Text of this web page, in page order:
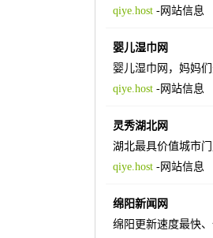
qiye.host-网站信息
婴儿湿巾网
婴儿湿巾网，妈妈
qiye.host-网站信息
灵秀湖北网
湖北最具价值城市
qiye.host-网站信息
绵阳新闻网
绵阳更新速度最快